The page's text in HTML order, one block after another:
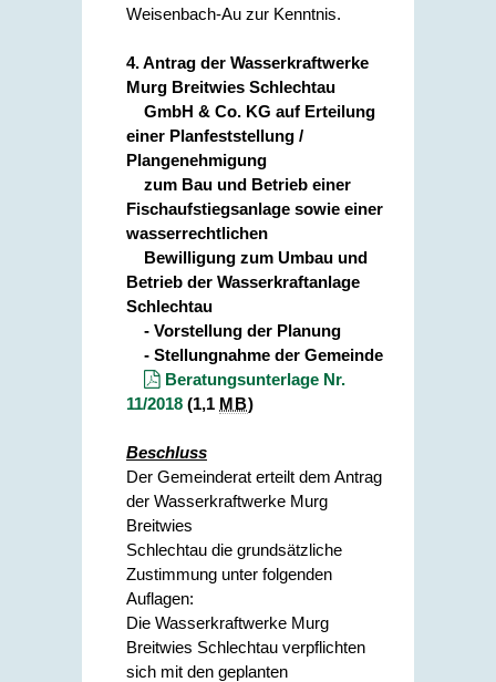
Weisenbach-Au zur Kenntnis.
4. Antrag der Wasserkraftwerke
Murg Breitwies Schlechtau
GmbH & Co. KG auf Erteilung
einer Planfeststellung /
Plangenehmigung
zum Bau und Betrieb einer
Fischaufstiegsanlage sowie einer
wasserrechtlichen
Bewilligung zum Umbau und
Betrieb der Wasserkraftanlage
Schlechtau
- Vorstellung der Planung
- Stellungnahme der Gemeinde
Beratungsunterlage Nr.
11/2018 (1,1 MB)
Beschluss
Der Gemeinderat erteilt dem Antrag
der Wasserkraftwerke Murg
Breitwies
Schlechtau die grundsätzliche
Zustimmung unter folgenden
Auflagen:
Die Wasserkraftwerke Murg
Breitwies Schlechtau verpflichten
sich mit den geplanten